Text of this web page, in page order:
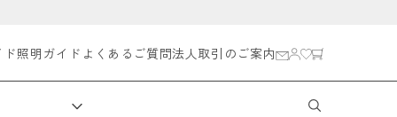
照明ガイド よくあるご質問法人取引のご案内